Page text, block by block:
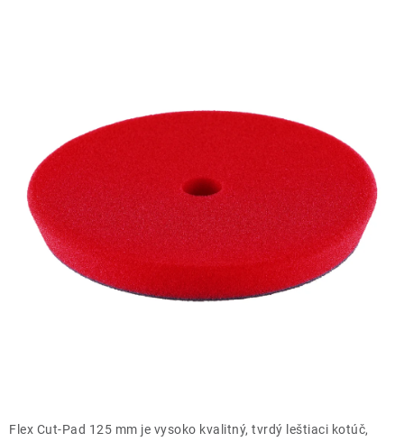
THE FINISHER
DARČEKOVÉ POUKAZY
ČISTENIE A ÚDRŽBA LODÍ
Flex Cut-Pad 125 mm je vysoko kvalitný, tvrdý leštiaci kotúč,